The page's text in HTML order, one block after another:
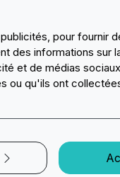
pour fournir
des informations sur
et de médias
ou qu'ils ont